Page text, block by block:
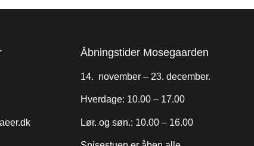
Åbningstider Mosegaarden
14. november – 23. december.
Hverdage: 10.00 – 17.00
Lør. og søn.: 10.00 – 16.00